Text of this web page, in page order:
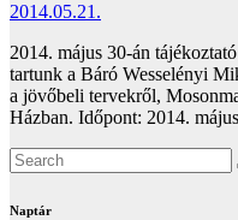
2014.05.21.
2014. május 30-án
tartunk a Báró Wesselényi
a jövőbeli tervekről,
Házban. Időpont: 2014.
Naptár